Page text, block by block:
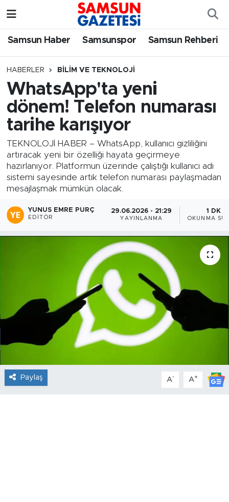
Samsun Haber Samsunspor Samsun Rehberi
HABERLER BILIM VE TEKNOLOJI
WhatsApp'ta yeni
dönem! Telefon numarası
tarihe karışıyor
TEKNOLOJİ HABER – WhatsApp, kullanıcı gizliliğini
artıracak yeni bir özelliği hayata geçirmeye
hazırlanıyor. Platformun üzerinde çalıştığı kullanıcı adı
sistemi sayesinde artık telefon numarası paylaşmadan
mesajlaşmak mümkün olacak.
YUNUS EMRE PURÇ
EDITÖR
29.06.2026 - 21:29
YAYINLANMA
1 DK
OKUNMA
Paylaş A- A+
Samsun Haber
Samsunspor
Samsun Rehberi
Resmi İlanlar
Samsun Nöbetçi Eczaneler
Samsun Hava Durumu
SAMSUN Namaz Vakitleri
Samsun Trafik Yoğunluk Haritası
Süper Lig Puan Durumu ve Fikstür
Tüm Manşetler
Son Dakika Haberleri
Haber Arşivi